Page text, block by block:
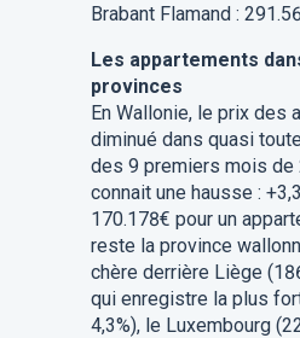
Brabant Flamand :
Les appartements
provinces
En Wallonie, le prix des
diminué dans quasi
des 9 premiers mois de
connait une hausse :
170.178€ pour un
reste la province
chère derrière Liège
qui enregistre la plus
4,3%), le Luxembourg